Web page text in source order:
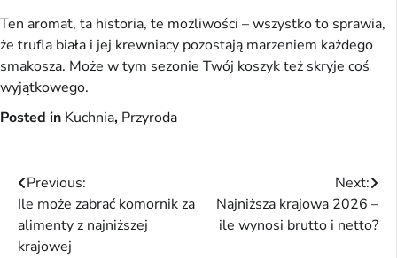
Ten aromat, ta historia, te możliwości – wszystko to sprawia,
że trufla biała i jej krewniacy pozostają marzeniem każdego
smakosza. Może w tym sezonie Twój koszyk też skryje coś
wyjątkowego.
Posted in Kuchnia, Przyroda
Nawigacja
wpisu
Previous:
Ile może zabrać komornik za
alimenty z najniższej
krajowej
Next:
Najniższa krajowa 2026 –
ile wynosi brutto i netto?